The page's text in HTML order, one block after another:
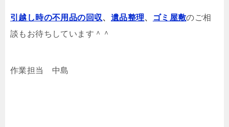
引越し時の不用品の回収、 遺品整理、 ゴミ屋敷のご相
談もお待ちしています＾＾
作業担当 中島